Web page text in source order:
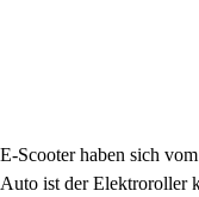
E-Scooter haben sich
Auto ist der Elektroroller